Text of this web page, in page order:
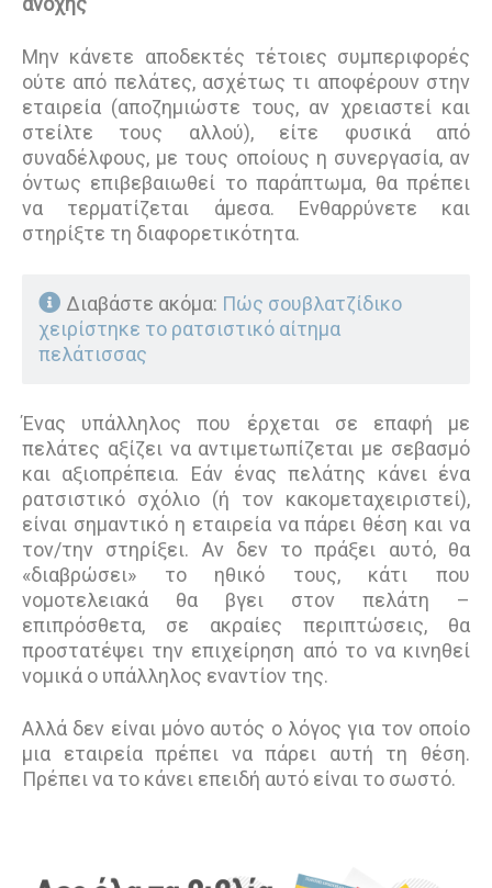
Μην κάνετε αποδεκτές τέτοιες συμπεριφορές
ούτε από πελάτες, ασχέτως τι αποφέρουν στην
εταιρεία (αποζημιώστε τους, αν χρειαστεί και
στείλτε τους αλλού), είτε φυσικά από
συναδέλφους, με τους οποίους η συνεργασία, αν
όντως επιβεβαιωθεί το παράπτωμα, θα πρέπει
να τερματίζεται άμεσα. Ενθαρρύνετε και
στηρίξτε τη διαφορετικότητα.
Διαβάστε ακόμα: Πώς σουβλατζίδικο
χειρίστηκε το ρατσιστικό αίτημα
πελάτισσας
Ένας υπάλληλος που έρχεται σε επαφή με
πελάτες αξίζει να αντιμετωπίζεται με σεβασμό
και αξιοπρέπεια. Εάν ένας πελάτης κάνει ένα
ρατσιστικό σχόλιο (ή τον κακομεταχειριστεί),
είναι σημαντικό η εταιρεία να πάρει θέση και να
τον/την στηρίξει. Αν δεν το πράξει αυτό, θα
«διαβρώσει» το ηθικό τους, κάτι που
νομοτελειακά θα βγει στον πελάτη –
επιπρόσθετα, σε ακραίες περιπτώσεις, θα
προστατέψει την επιχείρηση από το να κινηθεί
νομικά ο υπάλληλος εναντίον της.
Αλλά δεν είναι μόνο αυτός ο λόγος για τον οποίο
μια εταιρεία πρέπει να πάρει αυτή τη θέση.
Πρέπει να το κάνει επειδή αυτό είναι το σωστό.